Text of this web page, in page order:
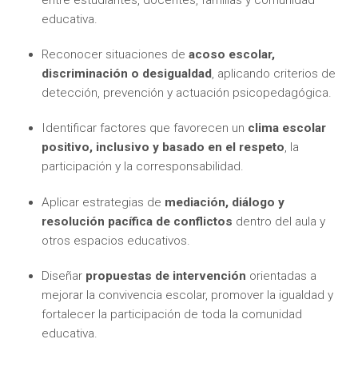
educativa.
Reconocer situaciones deacoso escolar,
discriminación o desigualdad, aplicando criterios de
detección, prevención y actuación psicopedagógica.
Identificar factores que favorecen un clima escolar
positivo, inclusivo y basado en el respeto, la
participación y la corresponsabilidad.
Aplicar estrategias de mediación, diálogo y
resolución pacífica de conflictos dentro del aula y
otros espacios educativos.
Diseñar propuestas de intervención orientadas a
mejorar la convivencia escolar, promover la igualdad y
fortalecer la participación de toda la comunidad
educativa.